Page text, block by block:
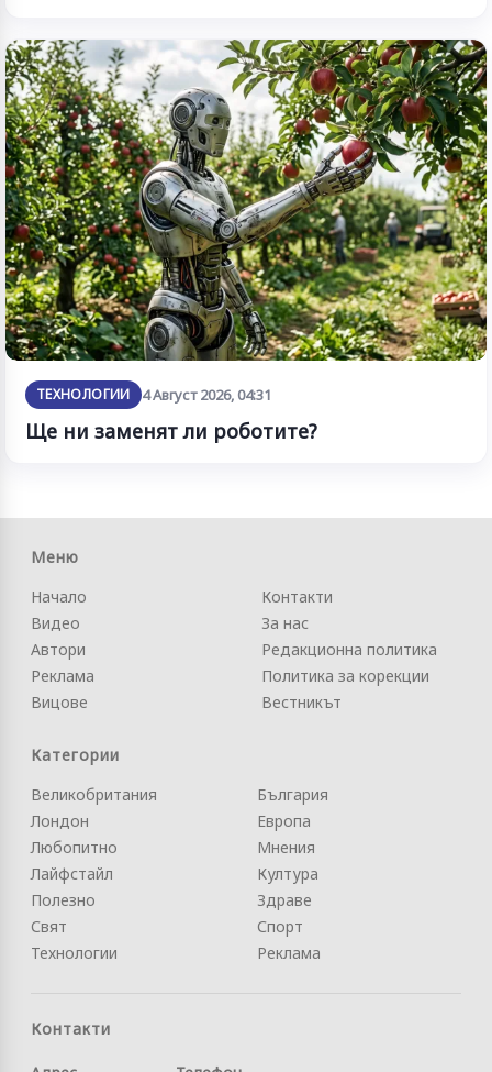
ТЕХНОЛОГИИ 4 Август 2026, 04:31
Ще ни заменят ли роботите?
Меню
Начало
Видео
Автори
Реклама
Вицове
Контакти
За нас
Редакционна политика
Политика за корекции
Вестникът
Категории
Великобритания
Лондон
Любопитно
Лайфстайл
Полезно
Свят
Технологии
България
Европа
Мнения
Култура
Здраве
Спорт
Реклама
Контакти